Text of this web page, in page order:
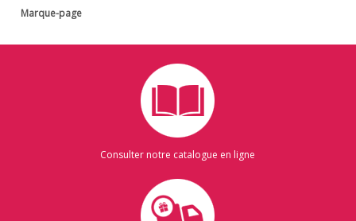
Marque-page
Consulter notre catalogue en ligne